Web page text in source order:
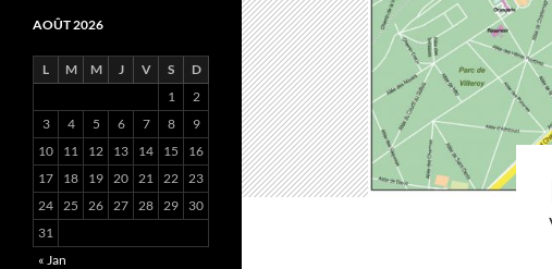
AOÛT 2026
L M M J V S
D
1
2
3
4 5 6 7 8
9
10
11 12 13 14 15
16
17
18 19 20 21 22 23
24 25 26 27 28 29
30
31
« Jan